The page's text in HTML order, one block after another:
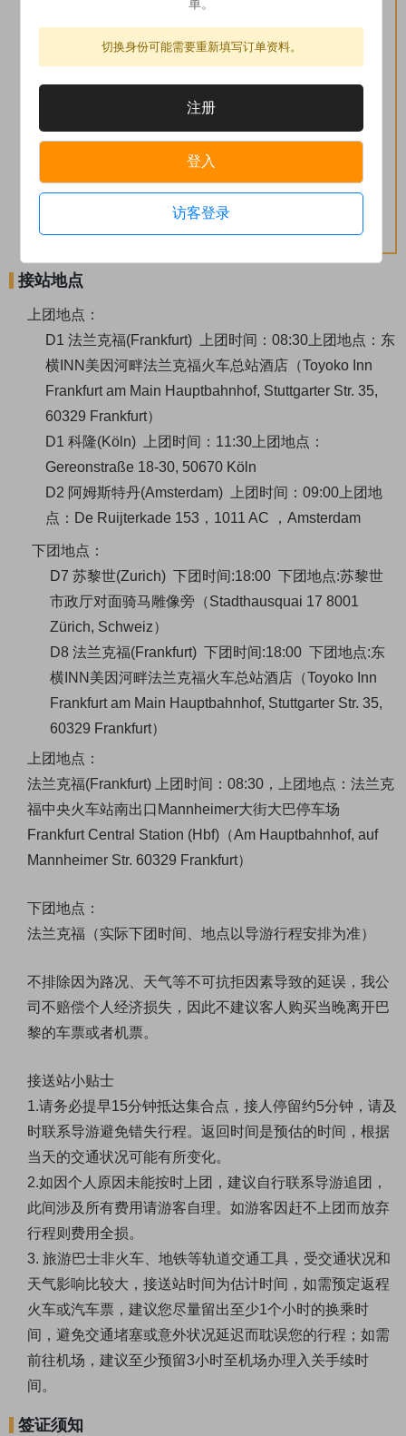
季节变化会有浮动，具体以景点官方网站或者景点当
天价格公告为准。
2、以上所列景点或自费如需参观，请定团后及时预定
门票，如需协助请联系我司客服。如因门票售整或景
点不开放等原因无法入内参观，我司不承担任何责
任，也不接受相关投诉与违约补偿。
3、以上自费景点均为自选参加，导游不会强制；以上
自费项目由于特殊管制导游均不陪同入内。
4、特色餐为推荐当地美食，是否可以安排请以导游行
程当日通知为准。
接站地点
上团地点：
D1 法兰克福(Frankfurt)
上团时间：08:30 上团地点：东
横INN美因河畔法兰克福火车总站酒店（Toyoko Inn
Frankfurt am Main Hauptbahnhof, Stuttgarter Str. 35,
60329 Frankfurt）
D1 科隆(Köln)
上团时间：11:30 上团地点：
Gereonstraße 18-30, 50670 Köln
D2 阿姆斯特丹(Amsterdam)
上团时间：09:00 上团地
点：De Ruijterkade 153，1011 AC ，Amsterdam
下团地点：
D7 苏黎世(Zurich) 下团时间:18:00 下团地点:苏黎世
市政厅对面骑马雕像旁（Stadthausquai 17 8001
Zürich, Schweiz）
D8 法兰克福(Frankfurt) 下团时间:18:00 下团地点:东
横INN美因河畔法兰克福火车总站酒店（Toyoko Inn
Frankfurt am Main Hauptbahnhof, Stuttgarter Str. 35,
60329 Frankfurt）
上团地点：
法兰克福(Frankfurt) 上团时间：08:30，上团地点：法兰克
福中央火车站南出口Mannheimer大街大巴停车场
Frankfurt Central Station (Hbf)（Am Hauptbahnhof, auf
Mannheimer Str. 60329 Frankfurt）
下团地点：
法兰克福（实际下团时间、地点以导游行程安排为准）
不排除因为路况、天气等不可抗拒因素导致的延误，我公
司不赔偿个人经济损失 ，因此不建议客人购买当晚离开巴
黎的车票或者机票。
接送站小贴士
1.请务必提早15分钟抵达集合点，接人停留约5分钟，请及
时联系导游避免错失行程。返回时间是预估的时间，根据
当天的交通状况可能有所变化。
2.如因个人原因未能按时上团，建议自行联系导游追团，
此间涉及所有费用请游客自理。如游客因赶不上团而放弃
行程则费用全损。
3. 旅游巴士非火车、地铁等轨道交通工具，受交通状况和
天气影响比较大，接送站时间为估计时间，如需预定返程
火车或汽车票，建议您尽量留出至少1个小时的换乘时
间，避免交通堵塞或意外状况延迟而耽误您的行程；如需
前往机场，建议至少预留3小时至机场办理入关手续时
间。
签证须知
单。
切换身份可能需要重新填写订单资料。
注册
登入
访客登录